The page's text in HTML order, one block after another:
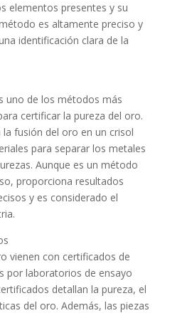
elementos presentes y su
es altamente preciso y
identificación clara de la
uno de los métodos más
certificar la pureza del oro.
fusión del oro en un crisol
para separar los metales
Aunque es un método
proporciona resultados
y es considerado el
vienen con certificados de
por laboratorios de ensayo
detallan la pureza, el
del oro. Además, las piezas